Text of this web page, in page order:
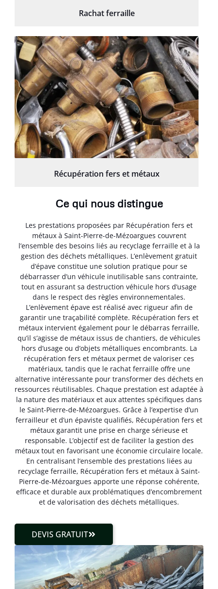
Rachat ferraille
Récupération fers et métaux
Ce qui nous distingue
Les prestations proposées par Récupération fers et
métaux à Saint-Pierre-de-Mézoargues couvrent
l’ensemble des besoins liés au recyclage ferraille et à la
gestion des déchets métalliques. L’enlèvement gratuit
d’épave constitue une solution pratique pour se
débarrasser d’un véhicule inutilisable sans contrainte,
tout en assurant sa destruction véhicule hors d’usage
dans le respect des règles environnementales.
L’enlèvement épave est réalisé avec rigueur afin de
garantir une traçabilité complète. Récupération fers et
métaux intervient également pour le débarras ferraille,
qu’il s’agisse de métaux issus de chantiers, de véhicules
hors d’usage ou d’objets métalliques encombrants. La
récupération fers et métaux permet de valoriser ces
matériaux, tandis que le rachat ferraille offre une
alternative intéressante pour transformer des déchets en
ressources réutilisables. Chaque prestation est adaptée à
la nature des matériaux et aux attentes spécifiques dans
le Saint-Pierre-de-Mézoargues. Grâce à l’expertise d’un
ferrailleur et d’un épaviste qualifiés, Récupération fers et
métaux garantit une prise en charge sérieuse et
responsable. L’objectif est de faciliter la gestion des
métaux tout en favorisant une économie circulaire locale.
En centralisant l’ensemble des prestations liées au
recyclage ferraille, Récupération fers et métaux à Saint-
Pierre-de-Mézoargues apporte une réponse cohérente,
efficace et durable aux problématiques d’encombrement
et de valorisation des déchets métalliques.
DEVIS GRATUIT